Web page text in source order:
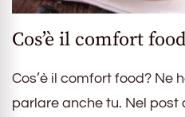
Cos’è il comfort
Cos’è il comfort food? Ne
parlare anche tu. Nel post